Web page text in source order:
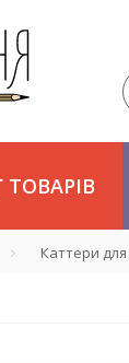
Каттери для